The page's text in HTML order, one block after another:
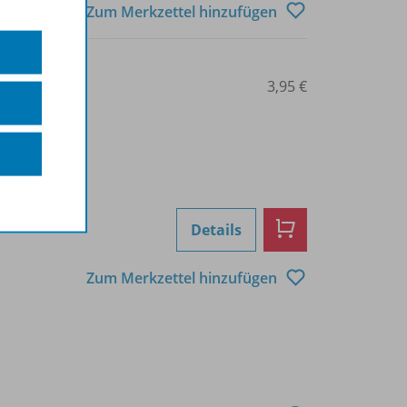
Zum Merkzettel hinzufügen
3,95 €
Details
Zum Merkzettel hinzufügen